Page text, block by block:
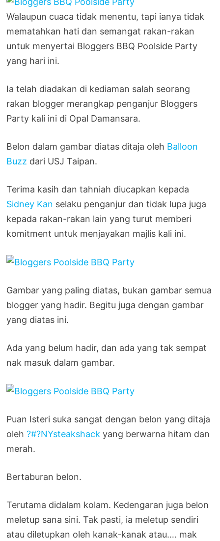
Walaupun cuaca tidak menentu, tapi ianya tidak
mematahkan hati dan semangat rakan-rakan
untuk menyertai Bloggers BBQ Poolside Party
yang hari ini.
Ia telah diadakan di kediaman salah seorang
rakan blogger merangkap penganjur Bloggers
Party kali ini di Opal Damansara.
Belon dalam gambar diatas ditaja oleh Balloon
Buzz dari USJ Taipan.
Terima kasih dan tahniah diucapkan kepada
Sidney Kan selaku penganjur dan tidak lupa juga
kepada rakan-rakan lain yang turut memberi
komitment untuk menjayakan majlis kali ini.
Gambar yang paling diatas, bukan gambar semua
blogger yang hadir. Begitu juga dengan gambar
yang diatas ini.
Ada yang belum hadir, dan ada yang tak sempat
nak masuk dalam gambar.
Puan Isteri suka sangat dengan belon yang ditaja
oleh?#?NYsteakshack yang berwarna hitam dan
merah.
Bertaburan belon.
Terutama didalam kolam. Kedengaran juga belon
meletup sana sini. Tak pasti, ia meletup sendiri
atau diletupkan oleh kanak-kanak atau…. mak